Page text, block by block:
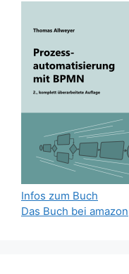
Infos zum Buch
Das Buch bei amazon